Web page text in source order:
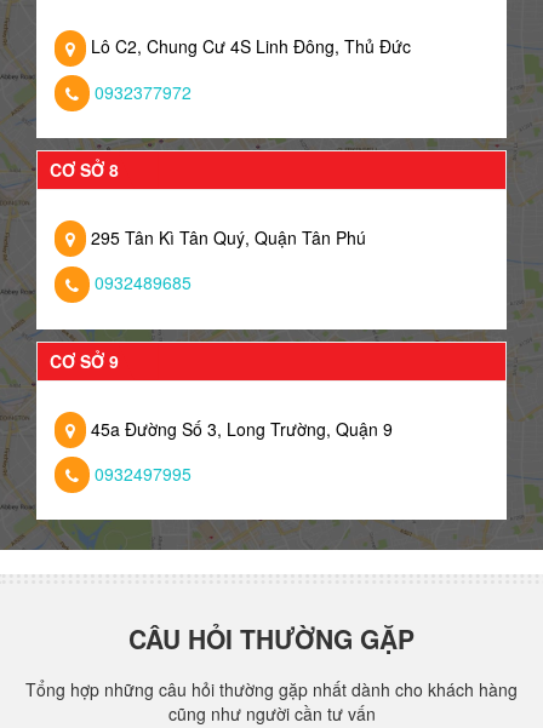
Lô C2, Chung Cư 4S Linh Đông, Thủ Đức
0932377972
CƠ SỞ 8
295 Tân Kì Tân Quý, Quận Tân Phú
0932489685
CƠ SỞ 9
45a Đường Số 3, Long Trường, Quận 9
0932497995
CÂU HỎI THƯỜNG GẶP
Tổng hợp những câu hỏi thường gặp nhất dành cho khách hàng
cũng như người cần tư vấn